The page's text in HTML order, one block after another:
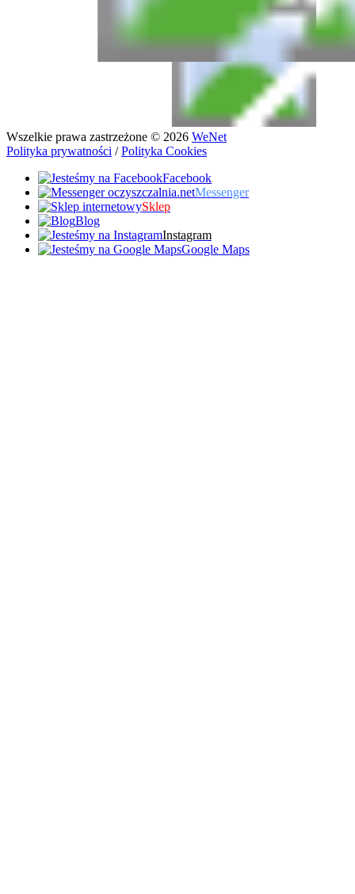
Wszelkie prawa zastrzeżone © 2026 WeNet
Polityka prywatności /Polityka Cookies
Facebook
Messenger
Sklep
Blog
Instagram
Google Maps